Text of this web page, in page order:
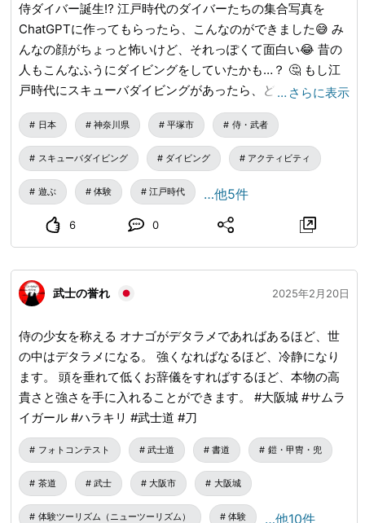
侍ダイバー誕生⁉️ 江戸時代のダイバーたちの集合写真を
ChatGPTに作ってもらったら、こんなのができました😅 み
んなの顔がちょっと怖いけど、それっぽくて面白い😂 昔の
人もこんなふうにダイビングをしていたかも…？ 🤔 もし江
戸時代にスキューバダイビングがあったら、どんなスタイル
になっていたんでしょうね！ みなさんだったら、どんな和
風ダイビングギアを作りますか？ 👘 ----------------------
😍 海は世界をつなぐ🌎✨ まだ見ぬ世界へ旅に出よう！ 🇯🇵
🗻 🤿ダイビングショップ ホクレア湘南🏝️ ⭐️体験ダイビン
グ ⭐️シュノーケリング ⭐️ライセンス取得 ⭐️ファンダイビ
めるプログラムをご用意！ 少人数制だから、初心者でも
------- 🤿ダイビングショップ ホクレア湘南🏝️ 🏠JR東
京駅から1時間 + JR平塚駅から徒歩30秒🚶‍♀️
… さらに表示
日本 神奈川県 平塚市 侍・武者
スキューバダイビング ダイビング アクティビティ
遊ぶ 体験 江戸時代 …他5件
6 0
武士の誉れ 2025年2月20日
侍の少女を称える オナゴがデタラメであればあるほど、世
の中はデタラメになる。 強くなればなるほど、冷静になり
ます。 頭を垂れて低くお辞儀をすればするほど、本物の高
貴さと強さを手に入れることができます。 #大阪城 #サムラ
イガール #ハラキリ #武士道 #刀
フォトコンテスト 武士道 書道 鎧・甲冑・兜
茶道 武士 大阪市 大阪城
体験ツーリズム（ニューツーリズム） 体験 …他10件